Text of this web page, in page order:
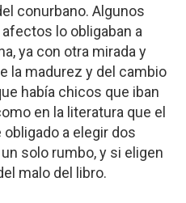
conurbano. Algunos
lo obligaban a
ya con otra mirada y
la madurez y del cambio
había chicos que iban
en la literatura que el
a elegir dos
solo rumbo, y si eligen
malo del libro.